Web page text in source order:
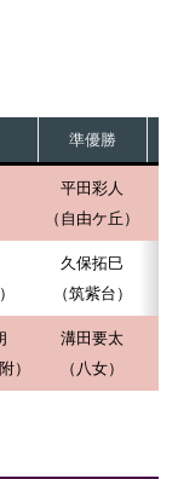
準優勝
平田彩人
（自由ケ丘）
久保拓巳
（筑紫台）
）
溝田要太
（八女）